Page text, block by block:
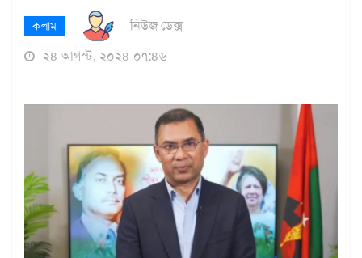
কলাম
নিউজ ডেক্স
২৪ আগস্ট, ২০২৪ ০৭:৪৬